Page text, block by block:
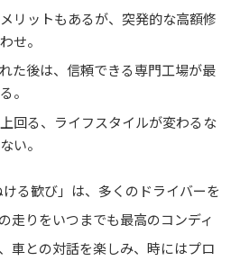
リットもあるが、突発的な高額修
せ。
た後は、信頼できる専門工場が最
。
回る、ライフスタイルが変わるな
い。
る歓び」は、多くのドライバーを
走りをいつまでも最高のコンディ
車との対話を楽しみ、時にはプロ